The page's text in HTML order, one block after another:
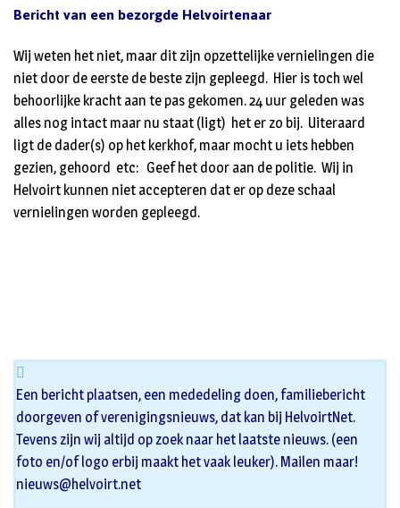
Bericht van een bezorgde Helvoirtenaar
Wij weten het niet, maar dit zijn opzettelijke vernielingen die
niet door de eerste de beste zijn gepleegd. Hier is toch wel
behoorlijke kracht aan te pas gekomen. 24 uur geleden was
alles nog intact maar nu staat (ligt) het er zo bij. Uiteraard
ligt de dader(s) op het kerkhof, maar mocht u iets hebben
gezien, gehoord etc: Geef het door aan de politie. Wij in
Helvoirt kunnen niet accepteren dat er op deze schaal
vernielingen worden gepleegd.
Een bericht plaatsen, een mededeling doen, familiebericht
doorgeven of verenigingsnieuws, dat kan bij HelvoirtNet.
Tevens zijn wij altijd op zoek naar het laatste nieuws. (een
foto en/of logo erbij maakt het vaak leuker). Mailen maar!
nieuws@helvoirt.net